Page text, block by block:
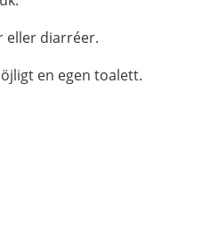
eller diarréer.
en egen toalett.